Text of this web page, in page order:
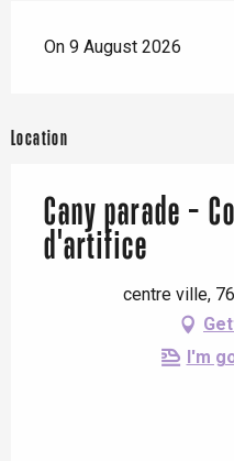
On 9 August 2026
Location
Cany parade -
d'artifice
centre ville,
I'm